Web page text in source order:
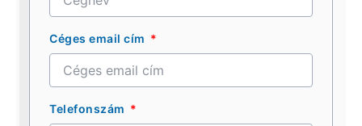
Céges email cím
Telefonszám